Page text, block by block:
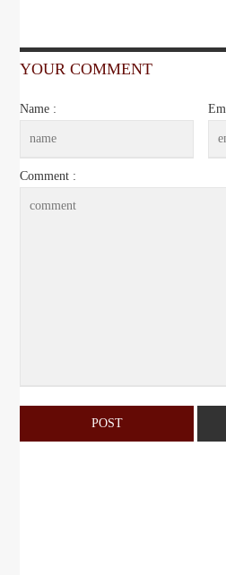
YOUR COMMENT
Name :
Comment :